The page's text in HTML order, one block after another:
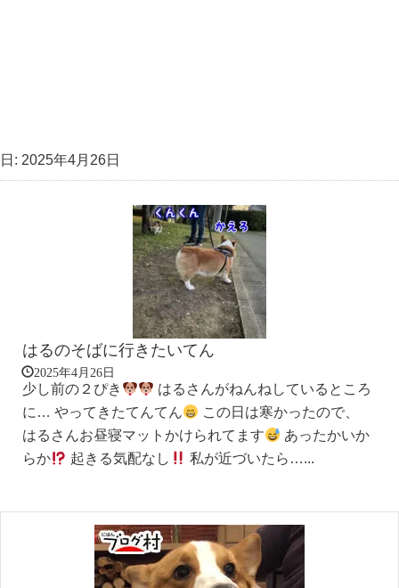
日: 2025年4月26日
はるのそばに行きたいてん
2025年4月26日
少し前の２ぴき
はるさんがねんねしているところ
に… やってきたてんてん
この日は寒かったので、
はるさんお昼寝マットかけられてます
あったかいか
らか
起きる気配なし 私が近づいたら…...